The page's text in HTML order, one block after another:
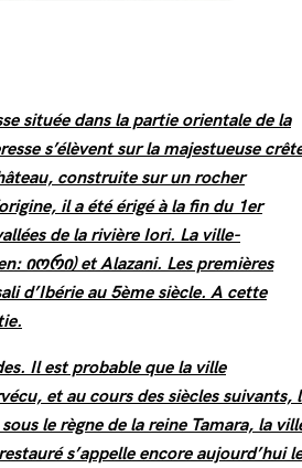
située dans la partie orientale de la
s’élèvent sur la majestueuse
construite sur un rocher
il a été érigé à la fin du 1er
de la rivière Iori. La ville-
იორი)et Alazani. Les premières
d’Ibérie au 5ème siècle. A cette
Il est probable que la ville
et au cours des siècles suivants,
le règne de la reine Tamara, la
s’appelle encore aujourd’hui le